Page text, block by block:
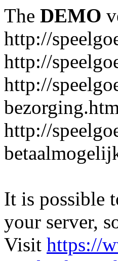
The DEMO
http://
http://
http://
http://
It is possible
your server,
Visit https://